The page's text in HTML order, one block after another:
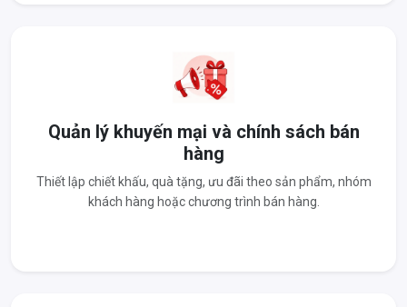
Quản lý khuyến mại và chính sách bán
hàng
Thiết lập chiết khấu, quà tặng, ưu đãi theo sản phẩm, nhóm
khách hàng hoặc chương trình bán hàng.